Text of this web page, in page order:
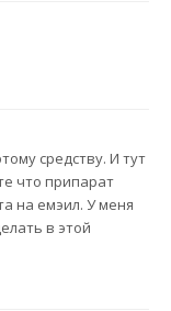
средству. И тут
что припарат
на емэил. У меня
в этой